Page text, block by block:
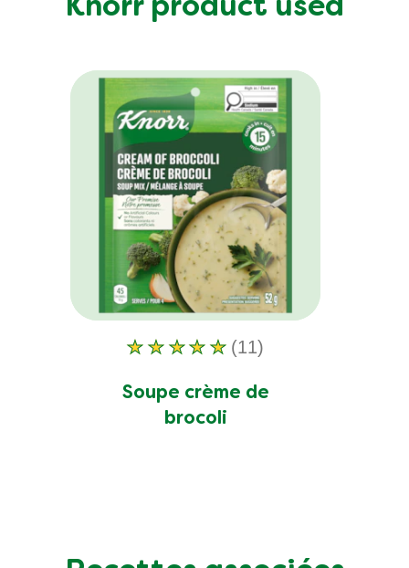
Fibre (g)
Knorr product used
Soupe crème de
brocoli
La
note
moyenne
de
(11)